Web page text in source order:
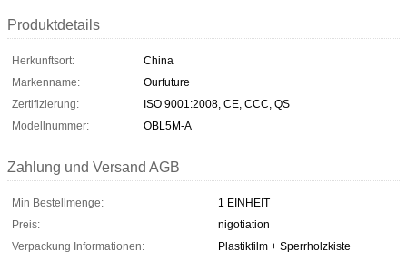
Produktdetails
Herkunftsort:
China
Markenname:
Ourfuture
Zertifizierung:
ISO 9001:2008, CE, CCC, QS
Modellnummer:
OBL5M-A
Zahlung und Versand AGB
Min Bestellmenge:
1 EINHEIT
Preis:
nigotiation
Verpackung Informationen:
Plastikfilm + Sperrholzkiste